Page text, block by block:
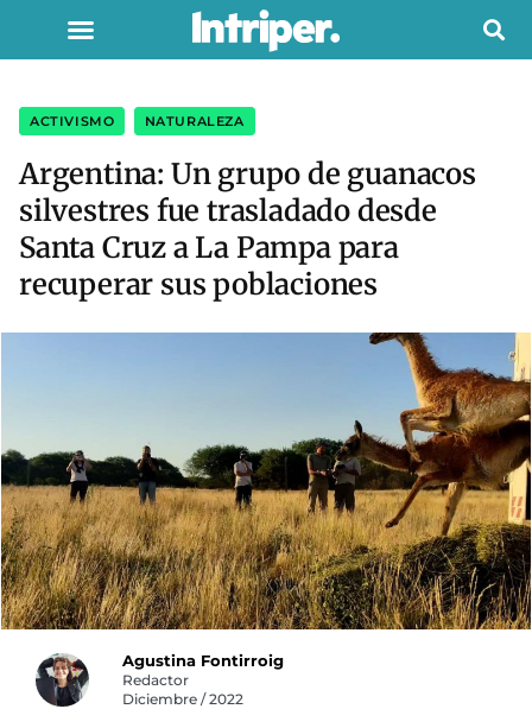
ACTIVISMO NATURALEZA
Argentina: Un grupo de guanacos
silvestres fue trasladado desde
Santa Cruz a La Pampa para
recuperar sus poblaciones
Agustina Fontirroig
Redactor
Diciembre / 2022